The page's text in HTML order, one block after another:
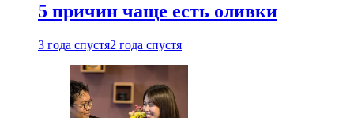
5 причин чаще есть оливки
3 года спустя2 года спустя